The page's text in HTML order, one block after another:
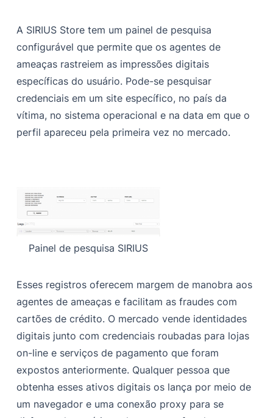
A SIRIUS Store tem um painel de pesquisa
configurável que permite que os agentes de
ameaças rastreiem as impressões digitais
específicas do usuário. Pode-se pesquisar
credenciais em um site específico, no país da
vítima, no sistema operacional e na data em que o
perfil apareceu pela primeira vez no mercado.
Painel de pesquisa SIRIUS
Esses registros oferecem margem de manobra aos
agentes de ameaças e facilitam as fraudes com
cartões de crédito. O mercado vende identidades
digitais junto com credenciais roubadas para lojas
on-line e serviços de pagamento que foram
expostos anteriormente. Qualquer pessoa que
obtenha esses ativos digitais os lança por meio de
um navegador e uma conexão proxy para se